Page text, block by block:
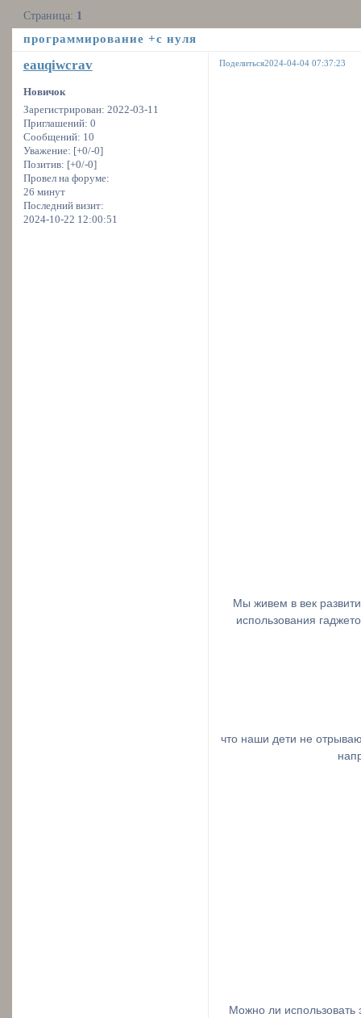
программирование +с нуля
Страница: 1
Поделиться2024-04-04 07:37:23
eauqiwcrav
Новичок
Зарегистрирован: 2022-03-11
Приглашений: 0
Сообщений: 10
Уважение: [+0/-0]
Позитив: [+0/-0]
Провел на форуме:
26 минут
Последний визит:
2024-10-22 12:00:51
Мы живем в век
использования
что наши дети не
Можно ли использовать